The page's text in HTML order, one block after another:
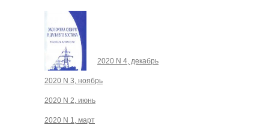
2020 N 4, декабрь
2020 N 3, ноябрь
2020 N 2, июнь
2020 N 1, март